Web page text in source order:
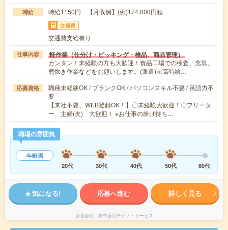
時給 時給1150円 【月収例】(例)174,000円程
交通費
交通費支給有り
仕事内容 軽作業（仕分け・ピッキング・検品、商品管理）
カンタン！未経験の方も大歓迎！食品工場での検査、充填、
煮炊き作業などをお願いします。(派遣)≪高時給…
応募資格
職種未経験OK / ブランクOK / パソコンスキル不要 / 英語力不
要
【来社不要、WEB登録OK！】〇未経験大歓迎！〇フリータ
ー、主婦(夫) 大歓迎！ ※お仕事の掛け持ち…
職場の雰囲気
年齢層
20代
30代 40代 50代 60代
気になる! 応募へ進む 詳しく見る
派遣会社 株式会社テクノ・サービス